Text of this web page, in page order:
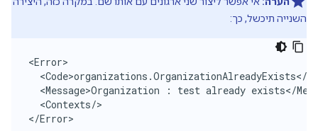
השנייה תיכשל, כך:
<Error>
<Code>organizations.OrganizationAlreadyExists</
<Message>Organization : test already exists</
  <Contexts/>
</Error>